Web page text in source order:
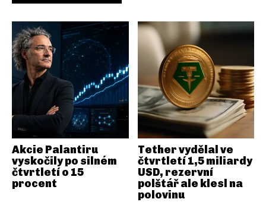
Akcie Palantiru
vyskočily po silném
čtvrtletí o 15
procent
Tether vydělal ve
čtvrtletí 1,5 miliardy
USD, rezervní
polštář ale klesl na
polovinu